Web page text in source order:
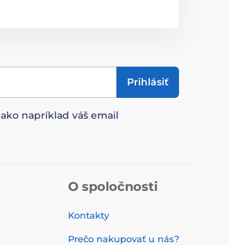
Prihlásiť
ako napríklad váš email
O spoločnosti
Kontakty
Prečo nakupovať u nás?